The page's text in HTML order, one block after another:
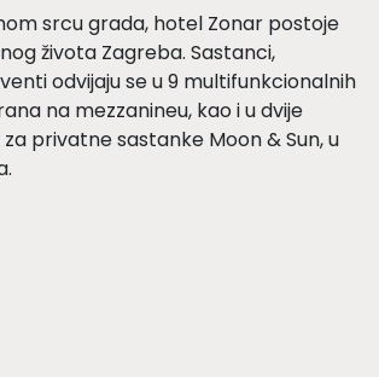
srcu grada, hotel Zonar postoje
života Zagreba. Sastanci,
odvijaju se u 9 multifunkcionalnih
na mezzanineu, kao i u dvije
privatne sastanke Moon & Sun, u